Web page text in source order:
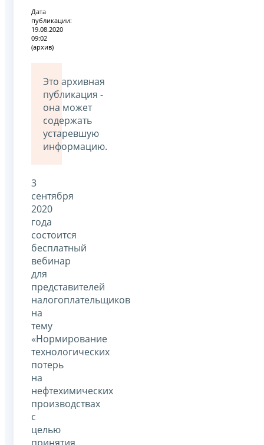
Дата
публикации:
19.08.2020
09:02
(архив)
Это архивная
публикация -
она может
содержать
устаревшую
информацию.
3
сентября
2020
года
состоится
бесплатный
вебинар
для
представителей
налогоплательщиков
на
тему
«Нормирование
технологических
потерь
на
нефтехимических
производствах
с
целью